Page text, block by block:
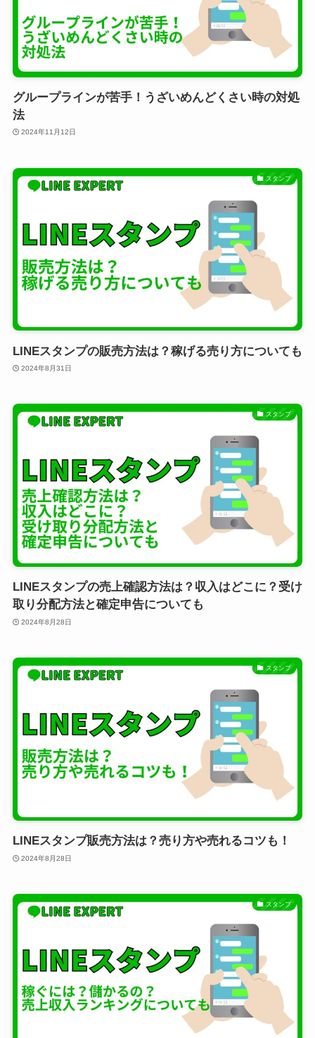
グループラインが苦手！うざいめんどくさい時の対処
法
2024年11月12日
スタンプ
LINEスタンプの販売方法は？稼げる売り方についても
2024年8月31日
スタンプ
LINEスタンプの売上確認方法は？収入はどこに？受け
取り分配方法と確定申告についても
2024年8月28日
スタンプ
LINEスタンプ販売方法は？売り方や売れるコツも！
2024年8月28日
スタンプ